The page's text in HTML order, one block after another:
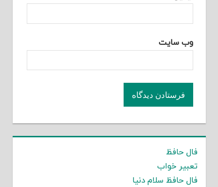
وب‌ سایت
فال حافظ
تعبیر خواب
فال حافظ سلام دنیا